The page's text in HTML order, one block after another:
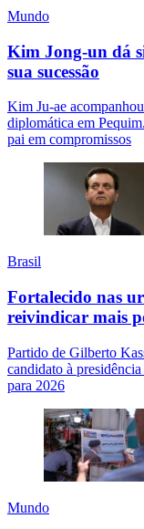
Mundo
Kim Jong-un dá
sua sucessão
Kim Ju-ae
diplomática em
pai em compromissos
Brasil
Fortalecido nas
reivindicar mais
Partido de Gilberto
candidato à
para 2026
Mundo